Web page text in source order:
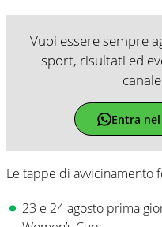
Vuoi essere sempre
sport, risultati ed
canale
Entra
Le tappe di avvicinamento
23 e 24 agosto prima